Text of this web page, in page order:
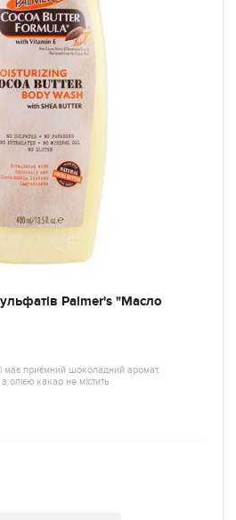
Palmer's "Масло
має приємний шоколадний аромат.
какао не містить